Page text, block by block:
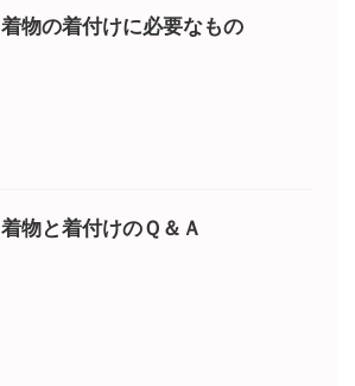
着物の着付けに必要なもの
着物と着付けのＱ＆Ａ